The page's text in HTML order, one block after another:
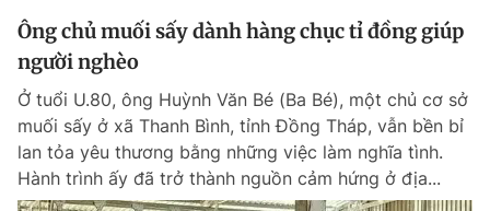
Ông chủ muối sấy dành hàng chục tỉ đồng giúp
người nghèo
Ở tuổi U.80, ông Huỳnh Văn Bé (Ba Bé), một chủ cơ sở
muối sấy ở xã Thanh Bình, tỉnh Đồng Tháp, vẫn bền bỉ
lan tỏa yêu thương bằng những việc làm nghĩa tình.
Hành trình ấy đã trở thành nguồn cảm hứng ở địa...